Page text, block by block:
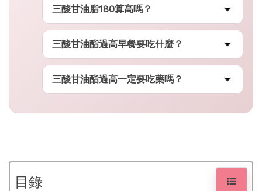
評估是否與脂肪肝、血糖代謝有關。
澱粉、酒精（尤其啤酒與甜酒）。部分
人水果攝取過多也可能升高三酸甘油
脂。
三酸甘油脂180算高嗎？
180 mg/dL 屬於150–199「偏高」區
間。建議於 3 個月內複檢，並調整飲食
與生活作息。
三酸甘油酯過高早餐要吃什麼？
建議選擇蛋白質＋原型澱粉：蛋、豆
漿、無糖優格、全麥吐司、燕麥。避免
三酸甘油酯過高一定要吃藥嗎？
目錄